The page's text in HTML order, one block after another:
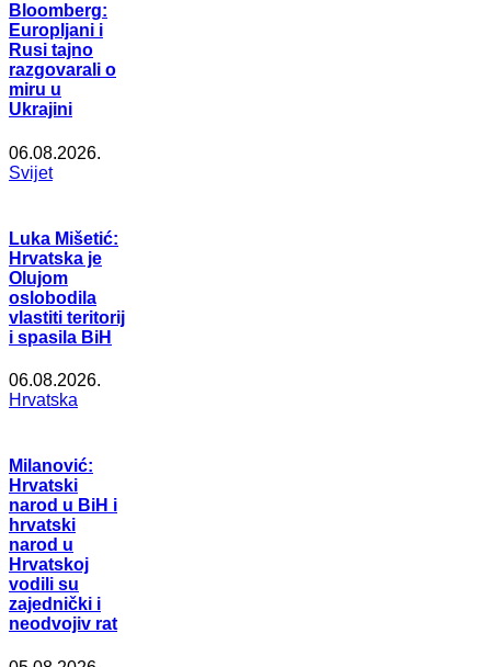
Bloomberg:
Europljani i
Rusi tajno
razgovarali o
miru u
Ukrajini
06.08.2026.
Svijet
Luka Mišetić:
Hrvatska je
Olujom
oslobodila
vlastiti teritorij
i spasila BiH
06.08.2026.
Hrvatska
Milanović:
Hrvatski
narod u BiH i
hrvatski
narod u
Hrvatskoj
vodili su
zajednički i
neodvojiv rat